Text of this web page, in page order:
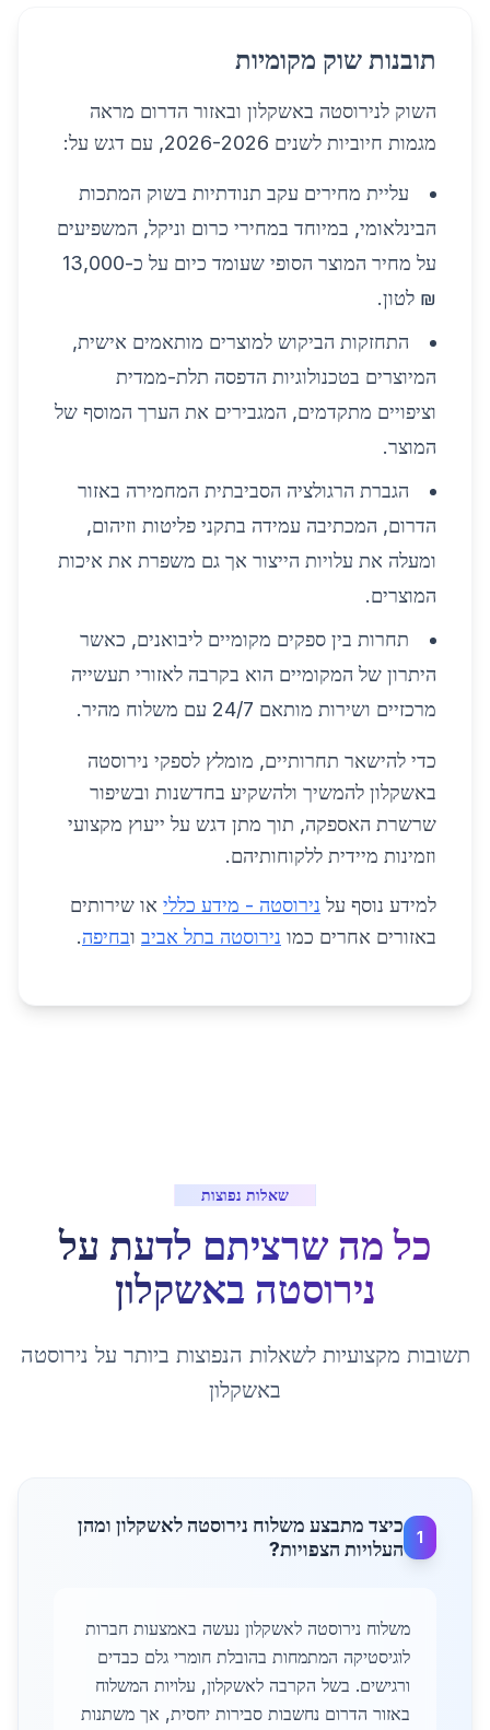
תובנות שוק מקומיות
השוק לנירוסטה באשקלון ובאזור הדרום מראה
מגמות חיוביות לשנים 2026-2026, עם דגש על:
עליית מחירים עקב תנודתיות בשוק המתכות
הבינלאומי, במיוחד במחירי כרום וניקל, המשפיעים
על מחיר המוצר הסופי שעומד כיום על כ-13,000
₪ לטון.
התחזקות הביקוש למוצרים מותאמים אישית,
המיוצרים בטכנולוגיות הדפסה תלת-ממדית
וציפויים מתקדמים, המגבירים את הערך המוסף של
המוצר.
הגברת הרגולציה הסביבתית המחמירה באזור
הדרום, המכתיבה עמידה בתקני פליטות וזיהום,
ומעלה את עלויות הייצור אך גם משפרת את איכות
המוצרים.
תחרות בין ספקים מקומיים ליבואנים, כאשר
היתרון של המקומיים הוא בקרבה לאזורי תעשייה
מרכזיים ושירות מותאם 24/7 עם משלוח מהיר.
כדי להישאר תחרותיים, מומלץ לספקי נירוסטה
באשקלון להמשיך ולהשקיע בחדשנות ובשיפור
שרשרת האספקה, תוך מתן דגש על ייעוץ מקצועי
וזמינות מיידית ללקוחותיהם.
למידע נוסף על נירוסטה - מידע כללי או שירותים
באזורים אחרים כמו נירוסטה בתל אביב ובחיפה.
שאלות נפוצות
כל מה שרציתם לדעת על
נירוסטה באשקלון
תשובות מקצועיות לשאלות הנפוצות ביותר על נירוסטה
באשקלון
1
כיצד מתבצע משלוח נירוסטה לאשקלון ומהן
העלויות הצפויות?
משלוח נירוסטה לאשקלון נעשה באמצעות חברות
לוגיסטיקה המתמחות בהובלת חומרי גלם כבדים
ורגישים. בשל הקרבה לאשקלון, עלויות המשלוח
באזור הדרום נחשבות סבירות יחסית, אך משתנות